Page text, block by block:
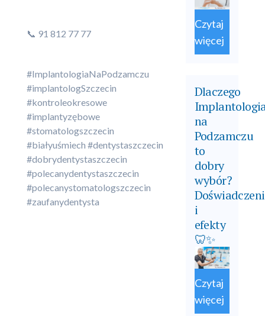
📞 91 812 77 77
#ImplantologiaNaPodzamczu
#implantologSzczecin
#kontroleokresowe
#implantyzębowe
#stomatologszczecin
#białyuśmiech #dentystaszczecin
#dobrydentystaszczecin
#polecanydentystaszczecin
#polecanystomatologszczecin
#zaufanydentysta
Czytaj
więcej
Dlaczego
na
Podzamczu
to
dobry
wybór?
i
efekty
🦷✨
Czytaj
więcej